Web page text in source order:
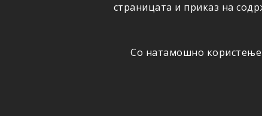
страницата и приказ на
Со натамошно користење
КАКО ВО